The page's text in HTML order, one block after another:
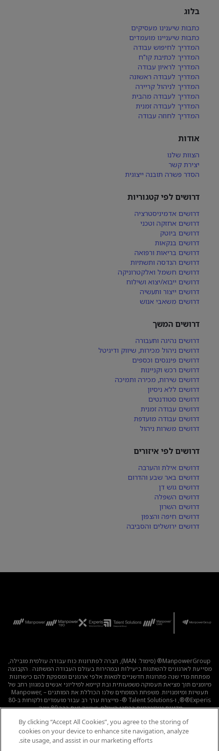
בלוג
כתבות שיענינו מעסיקים
כתבות שיעניינו מועמדים
המדריך לחיפוש עבודה
המדריך לכתיבת קו"ח
המדריך לראיון עבודה
המדריך לעבודה ראשונה
המדריך לניהול קריירה
המדריך לעבודה מהבית
המדריך לעבודה זמנית
המדריך לחוזה עבודה
אודות
הצוות שלנו
יצירת קשר
הסדר פשרה תובנה ייצוגית
דרושים לפי קטגוריות
דרושים אדמיניסטרציה
דרושים אחזקה וטכני
דרושים ביוטק
דרושים בנקאות
דרושים בריאות ורפואה
דרושים הנדסה ותשתיות
דרושים חשמל ואלקטרוניקה
דרושים ייבוא/יצוא ושילוח
דרושים ייצור ותעשיה
דרושים משאבי אנוש
דרושים המשך
דרושים נהיגה ותעבורה
דרושים ניהול מכירות, שיווק ודיגיטל
דרושים פיננסים וכספים
דרושים רכש וקניינות
דרושים שירות, מכירה ותמיכה
דרושים ללא ניסיון
דרושים סטודנטים
דרושים עבודה זמנית
דרושים עבודה מועדפת
דרושים משרות ניהול
דרושים לפי איזורים
דרושים אילת והערבה
דרושים באר שבע והדרום
דרושים גוש דן
דרושים השפלה
דרושים השרון
דרושים חיפה והצפון
דרושים ירושלים והסביבה
ManpowerGroup® (סימול: MAN), חברה לפתרונות כוח עבודה עולמית מובילה,
מסייעת לארגונים להשתנות ביעילות ובמהירות בעולם העבודה המשתנה . הקבוצה
מפתחת מדי שנה פתרונות חדשניים למאות אלפי ארגונים ומספקת להם כישרונות
מיומנים תוך מציאת תעסוקה משמעותית ובת קיימא למיליוני אנשים במגוון רחב של
תעשיות ומיומנויות. משפחת המומחים שלנו הכוללת את המותגים – Manpower,
®Experis®, ו-Talent Solutions ®- מייצרת ערך רב עבור מועמדים ולקוחות ב-80
מדינות וטריטוריות ברחבי העולם, ועושה זאת כבר 80 שנה.
לכל המשרות | מדיניות הפרטיות | תנאי השימוש | נגישות
קוד אתי
|
By clicking “Accept All Cookies”, you agree to the storing of
cookies on your device to enhance site navigation, analyze
site usage, and assist in our marketing efforts.